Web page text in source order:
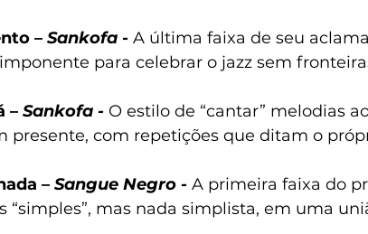
– Sankofa - A última faixa de seu
para celebrar o jazz sem
– Sankofa - O estilo de “cantar” melodias
presente, com repetições que ditam o
– Sangue Negro - A primeira faixa do
“simples”, mas nada simplista, em uma